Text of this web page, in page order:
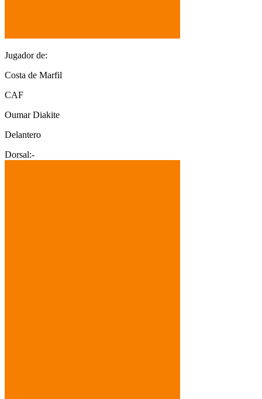
Jugador de:
Costa de Marfil
CAF
Oumar Diakite
Delantero
Dorsal:-